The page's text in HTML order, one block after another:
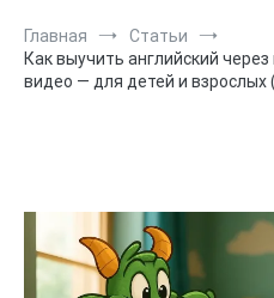
Главная
Статьи
Как выучить английский
видео — для детей и взрослых